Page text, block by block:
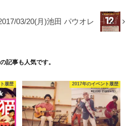
03/20(月)池田 パウオレ
記事も人気です。
履歴 2017年のイベント履歴